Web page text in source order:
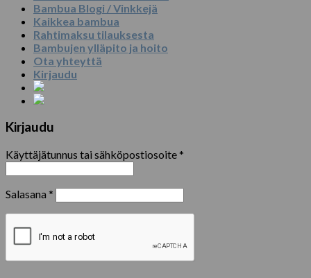
Bambua Blogi / Vinkkejä
Kaikkea bambua
Rahtimaksu tilauksesta
Bambujen ylläpito ja hoito
Ota yhteyttä
Kirjaudu
Kirjaudu
Käyttäjätunnus tai sähköpostiosoite*
Salasana *